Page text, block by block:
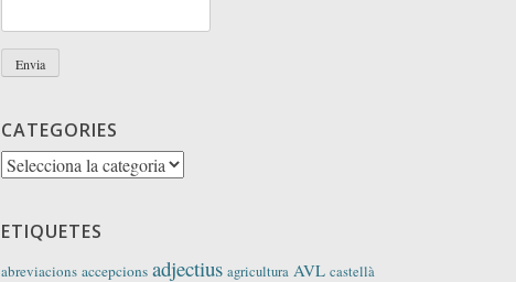
CATEGORIES
Categories
ETIQUETES
abreviacions accepcions adjectius agricultura AVL castellà